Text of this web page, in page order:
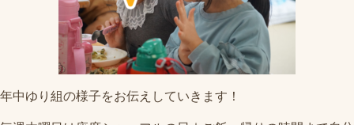
年中ゆり組の様子をお伝えしていきます！